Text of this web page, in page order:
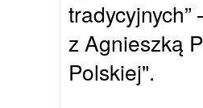
z Agnieszką
Polskiej".